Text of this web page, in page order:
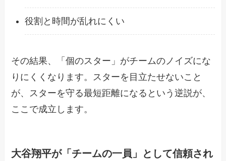
役割と時間が乱れにくい
その結果、「個のスター」がチームのノイズにな
りにくくなります。スターを目立たせないこと
が、スターを守る最短距離になるという逆説が、
ここで成立します。
大谷翔平が「チームの一員」として信頼され